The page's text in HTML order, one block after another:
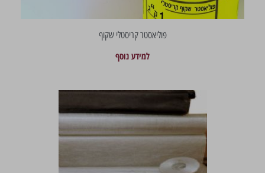
פוליאסטר קריסטלי שקוף
למידע נוסף